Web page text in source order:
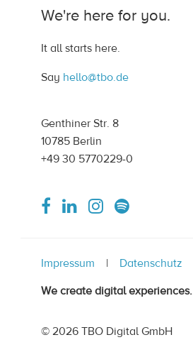
We're here for you.
It all starts here.
Say hello@tbo.de
Genthiner Str. 8
10785 Berlin
+49 30 5770229-0
Impressum Datenschutz
We create digital experiences.
© 2026 TBO Digital GmbH